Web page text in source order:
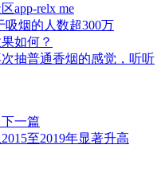
app-relx me
烟的人数超300万
如何？
抽普通香烟的感觉，听听
下一篇
至2019年显著升高